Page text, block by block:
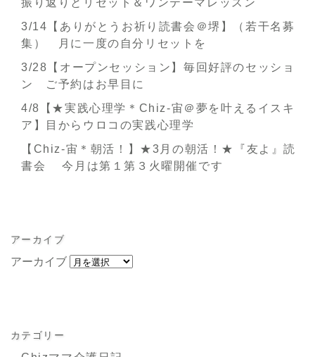
振り返りとリセット＆ワンテーマレッスン
3/14【ありがとうお祈り読書会＠堺】（若干名募
集） 月に一度の自分リセットを
3/28【オープンセッション】毎回好評のセッショ
ン ご予約はお早目に
4/8【★実践心理学＊Chiz-宙＠夢を叶えるイスキ
ア】目からウロコの実践心理学
【Chiz-宙＊朝活！】★3月の朝活！★『友よ』読
書会 今月は第１第３火曜開催です
アーカイブ
アーカイブ
カテゴリー